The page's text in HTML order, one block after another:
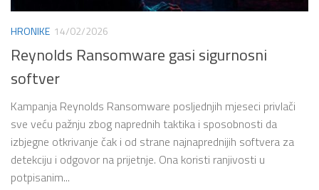
HRONIKE 14/02/2026
Reynolds Ransomware gasi sigurnosni
softver
Kampanja Reynolds Ransomware posljednjih mjeseci privlači
sve veću pažnju zbog naprednih taktika i sposobnosti da
izbjegne otkrivanje čak i od strane najnaprednijih softvera za
detekciju i odgovor na prijetnje. Ona koristi ranjivosti u
potpisanim...